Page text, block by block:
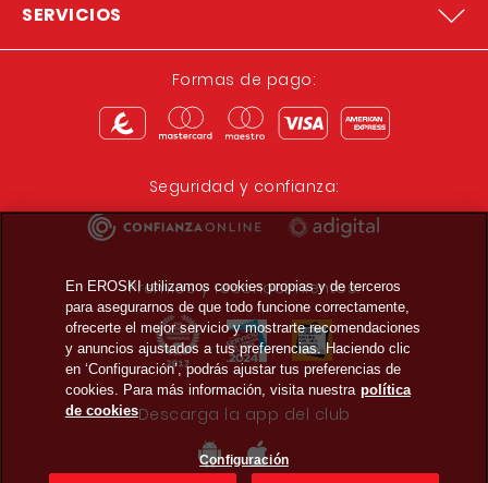
SERVICIOS
Formas de pago:
Seguridad y confianza:
Premios y reconocimientos:
Descarga la app del club
En EROSKI utilizamos cookies propias y de terceros
para asegurarnos de que todo funcione correctamente,
ofrecerte el mejor servicio y mostrarte recomendaciones
y anuncios ajustados a tus preferencias. Haciendo clic
en ‘Configuración’, podrás ajustar tus preferencias de
cookies. Para más información, visita nuestra política
de cookies
Configuración